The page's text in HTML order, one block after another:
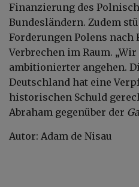
Finanzierung des
Bundesländern. Zudem
Forderungen Polens nach
Verbrechen im Raum.
ambitionierter angehen.
Deutschland hat eine
historischen Schuld
Abraham gegenüber der
Autor: Adam de Nisau